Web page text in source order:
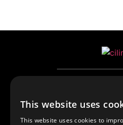
Este compania
firmelor de
preocupari
parteneriat.
This website uses
This website uses cookies to